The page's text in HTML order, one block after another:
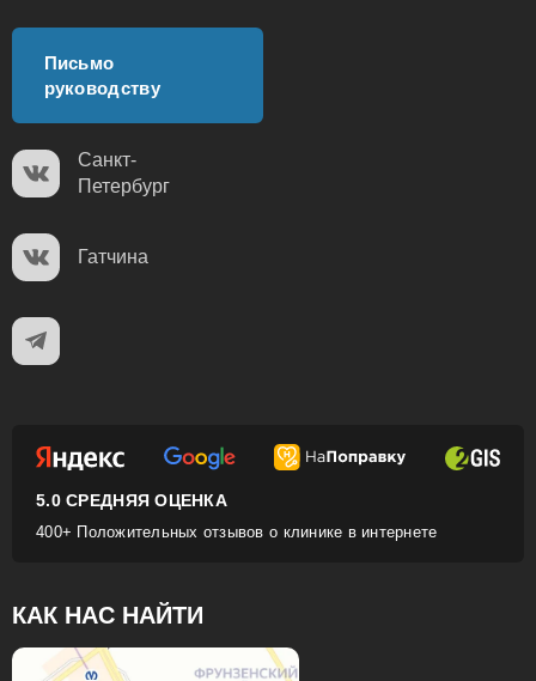
Письмо
руководству
Санкт-
Петербург
Гатчина
5.0 СРЕДНЯЯ ОЦЕНКА
400+ Положительных отзывов о клинике в интернете
КАК НАС НАЙТИ